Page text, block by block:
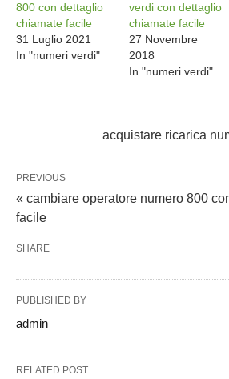
800 con dettaglio
chiamate facile
31 Luglio 2021
In "numeri verdi"
verdi con dettaglio
chiamate facile
27 Novembre
2018
In "numeri verdi"
acquistare ricarica
PREVIOUS
« cambiare operatore numero 800
facile
SHARE
PUBLISHED BY
admin
RELATED POST